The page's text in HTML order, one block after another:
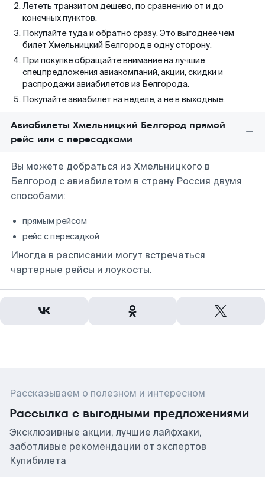
Лететь транзитом дешево, по сравнению от и до
конечных пунктов.
Покупайте туда и обратно сразу. Это выгоднее чем
билет Хмельницкий Белгород в одну сторону.
При покупке обращайте внимание на лучшие
спецпредложения авиакомпаний, акции, скидки и
распродажи авиабилетов из Белгорода.
Покупайте авиабилет на неделе, а не в выходные.
Авиабилеты Хмельницкий Белгород прямой
рейс или с пересадками
Вы можете добраться из Хмельницкого в
Белгород с авиабилетом в страну Россия двумя
способами:
прямым рейсом
рейс с пересадкой
Иногда в расписании могут встречаться
чартерные рейсы и лоукосты.
Рассказываем о полезном и интересном
Рассылка с выгодными предложениями
Эксклюзивные акции, лучшие лайфхаки,
заботливые рекомендации от экспертов
Купибилета